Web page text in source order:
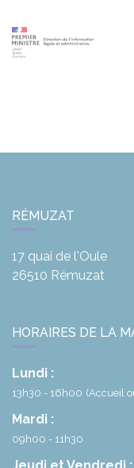
RÉMUZAT
17 quai de l'Oule
26510 Rémuzat
HORAIRES DE LA
Lundi :
13h30 - 16h00 (Accueil
Mardi :
09h00 - 11h30
Jeudi et Vendredi :